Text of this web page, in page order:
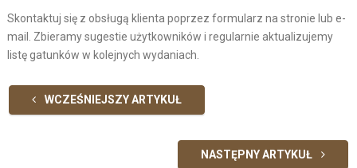
Skontaktuj się z obsługą klienta poprzez formularz na stronie lub e-
mail. Zbieramy sugestie użytkowników i regularnie aktualizujemy
listę gatunków w kolejnych wydaniach.
WCZEŚNIEJSZY ARTYKUŁ
NASTĘPNY ARTYKUŁ